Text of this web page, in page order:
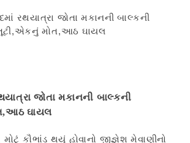
જોતા મકાનની બાલ્કની
ઘાયલ